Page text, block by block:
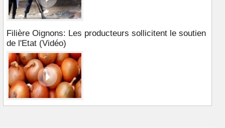
Filière Oignons: Les producteurs sollicitent le soutien
de l'Etat (Vidéo)